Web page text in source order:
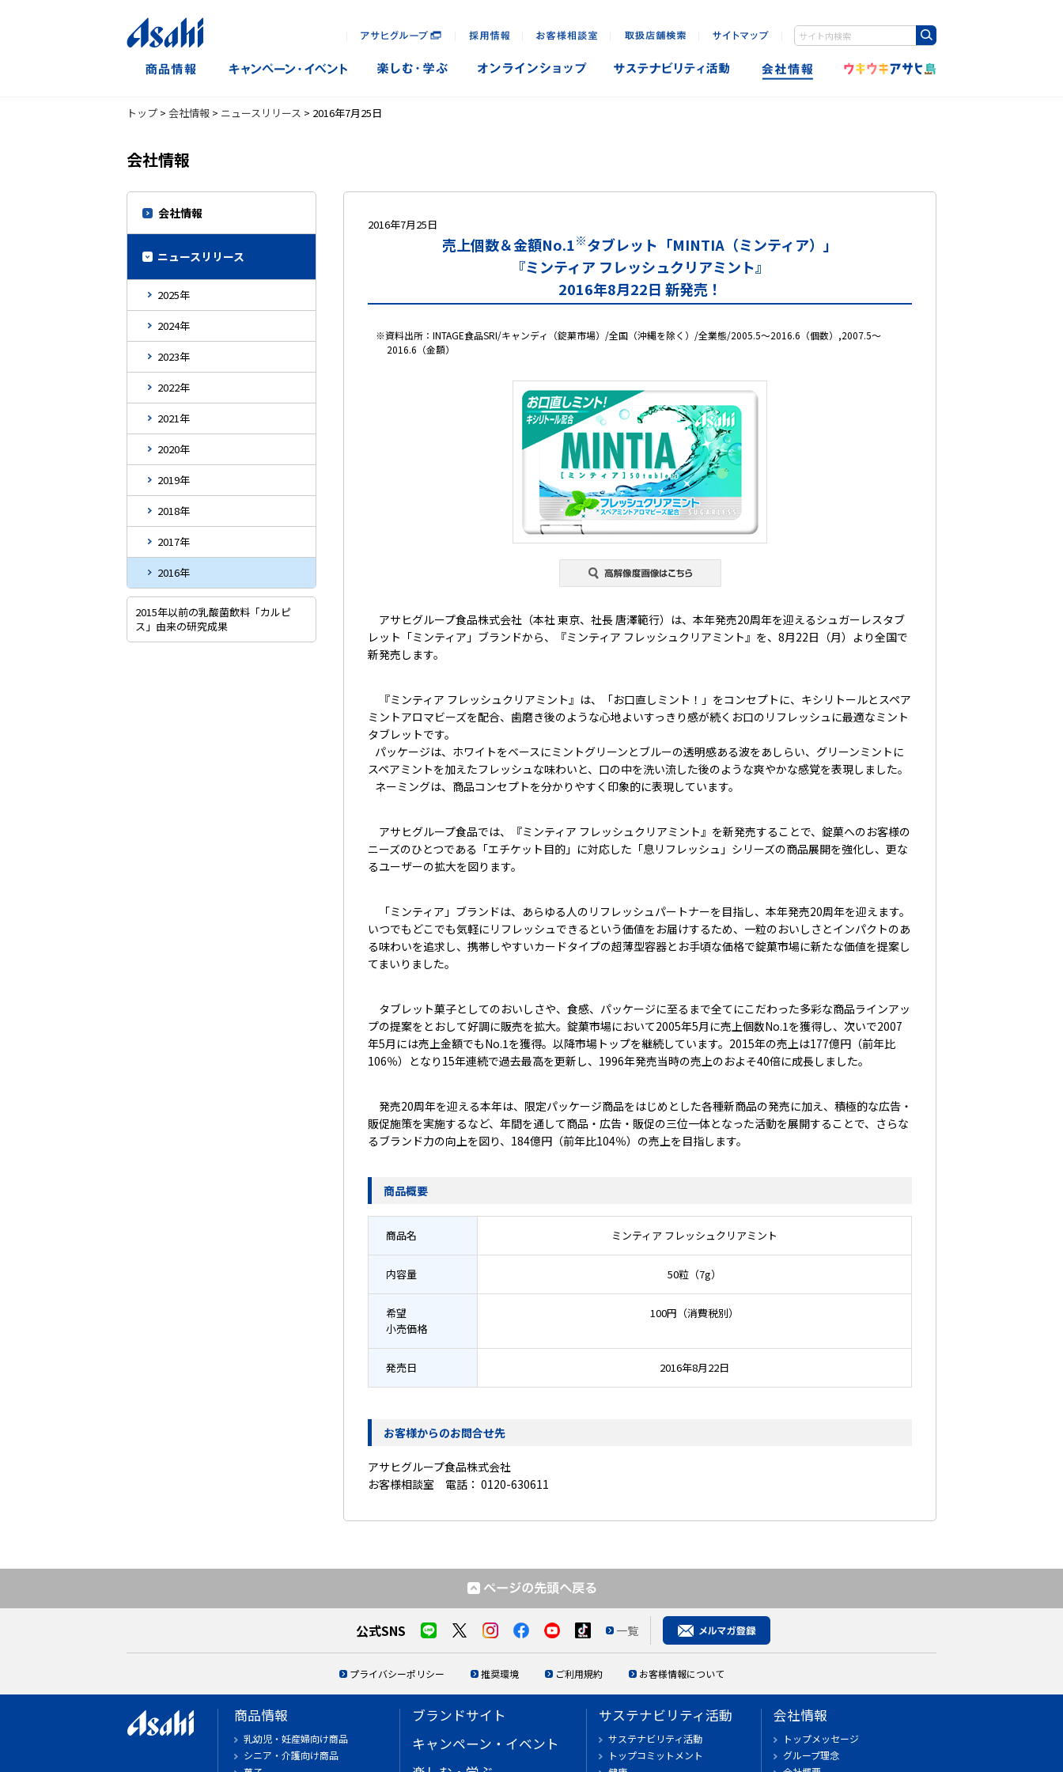
Write your search query here
トップ > 会社情報 > ニュースリリース > 2016年7月25日
会社情報
会社情報
ニュースリリース
2025年
2024年
2023年
2022年
2021年
2020年
2019年
2018年
2017年
2016年
2015年以前の乳酸菌飲料「カルピ
ス」由来の研究成果
2016年7月25日
売上個数＆金額No.1※タブレット「MINTIA（ミンティア）」
『ミンティア フレッシュクリアミント』
2016年8月22日 新発売！
※資料出所：INTAGE食品SRI/キャンディ（錠菓市場）/全国（沖縄を除く）/全業態/2005.5～2016.6（個数）,2007.5～
2016.6（金額）
アサヒグループ食品株式会社（本社 東京、社長 唐澤範行）は、本年発売20周年を迎えるシュガーレスタブ
レット「ミンティア」ブランドから、『ミンティア フレッシュクリアミント』を、8月22日（月）より全国で
新発売します。
『ミンティア フレッシュクリアミント』は、「お口直しミント！」をコンセプトに、キシリトールとスペア
ミントアロマビーズを配合、歯磨き後のような心地よいすっきり感が続くお口のリフレッシュに最適なミント
タブレットです。
パッケージは、ホワイトをベースにミントグリーンとブルーの透明感ある波をあしらい、グリーンミントに
スペアミントを加えたフレッシュな味わいと、口の中を洗い流した後のような爽やかな感覚を表現しました。
ネーミングは、商品コンセプトを分かりやすく印象的に表現しています。
アサヒグループ食品では、『ミンティア フレッシュクリアミント』を新発売することで、錠菓へのお客様の
ニーズのひとつである「エチケット目的」に対応した「息リフレッシュ」シリーズの商品展開を強化し、更な
るユーザーの拡大を図ります。
「ミンティア」ブランドは、あらゆる人のリフレッシュパートナーを目指し、本年発売20周年を迎えます。
いつでもどこでも気軽にリフレッシュできるという価値をお届けするため、一粒のおいしさとインパクトのあ
る味わいを追求し、携帯しやすいカードタイプの超薄型容器とお手頃な価格で錠菓市場に新たな価値を提案し
てまいりました。
タブレット菓子としてのおいしさや、食感、パッケージに至るまで全てにこだわった多彩な商品ラインアッ
プの提案をとおして好調に販売を拡大。錠菓市場において2005年5月に売上個数No.1を獲得し、次いで2007
年5月には売上金額でもNo.1を獲得。以降市場トップを継続しています。2015年の売上は177億円（前年比
106％）となり15年連続で過去最高を更新し、1996年発売当時の売上のおよそ40倍に成長しました。
発売20周年を迎える本年は、限定パッケージ商品をはじめとした各種新商品の発売に加え、積極的な広告・
販促施策を実施するなど、年間を通して商品・広告・販促の三位一体となった活動を展開することで、さらな
るブランド力の向上を図り、184億円（前年比104％）の売上を目指します。
商品概要
商品名 ミンティア フレッシュクリアミント
内容量 50粒（7g）
希望
小売価格
100円（消費税別）
発売日 2016年8月22日
お客様からのお問合せ先
アサヒグループ食品株式会社
お客様相談室 電話： 0120-630611
公式SNS 一覧
プライバシーポリシー 推奨環境 ご利用規約 お客様情報について
商品情報
乳幼児・妊産婦向け商品
シニア・介護向け商品
ブランドサイト
キャンペーン・イベント
サステナビリティ活動
サステナビリティ活動
トップコミットメント
会社情報
トップメッセージ
グループ理念